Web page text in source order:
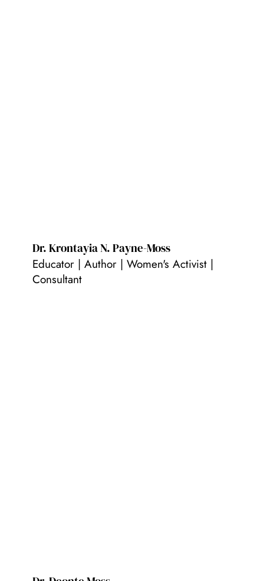
Dr. Krontayia N. Payne-Moss
Educator | Author | Women's Activist |
Consultant